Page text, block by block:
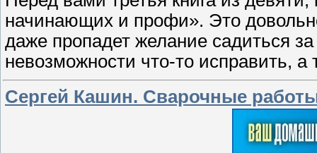
начинающих и профи». Это
даже пропадет желание садиться
невозможности что-то исправить, а
Сергей Кашин. Сварочные